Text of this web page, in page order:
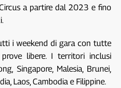
a partire dal 2023 e fino
i weekend di gara con tutte
libere. I territori inclusi
Singapore, Malesia, Brunei,
Laos, Cambodia e Filippine.